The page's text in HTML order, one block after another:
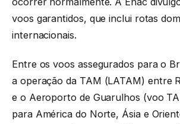
voos garantidos, que inclui rotas
internacionais.
Entre os voos assegurados para o
a operação da TAM (LATAM) entre
e o Aeroporto de Guarulhos (voo
para América do Norte, Ásia e